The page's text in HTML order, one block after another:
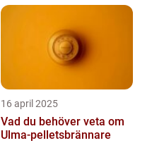
16 april 2025
Vad du behöver veta om
Ulma-pelletsbrännare